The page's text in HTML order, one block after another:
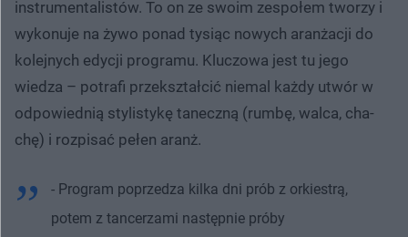
instrumentalistów. To on ze swoim zespołem tworzy i
wykonuje na żywo ponad tysiąc nowych aranżacji do
kolejnych edycji programu. Kluczowa jest tu jego
wiedza – potrafi przekształcić niemal każdy utwór w
odpowiednią stylistykę taneczną (rumbę, walca, cha-
chę) i rozpisać pełen aranż.
- Program poprzedza kilka dni prób z orkiestrą,
potem z tancerzami następnie próby